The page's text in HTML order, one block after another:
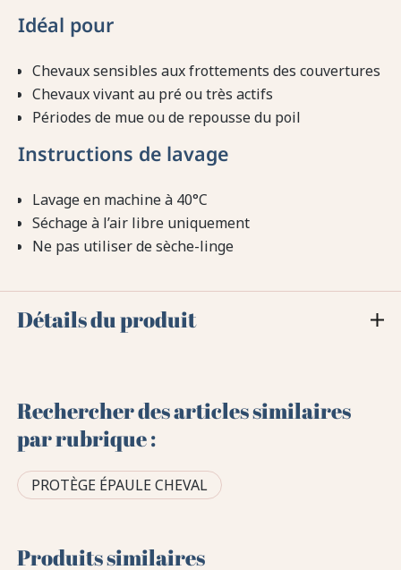
Idéal pour
Chevaux sensibles aux frottements des couvertures
Chevaux vivant au pré ou très actifs
Périodes de mue ou de repousse du poil
Instructions de lavage
Lavage en machine à 40°C
Séchage à l’air libre uniquement
Ne pas utiliser de sèche-linge
Détails du produit
Rechercher des articles similaires
par rubrique :
PROTÈGE ÉPAULE CHEVAL
Produits similaires